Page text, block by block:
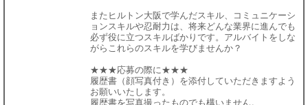
またヒルトン大阪で学んだスキル、コミュニケーシ
ョンスキルや忍耐力は、将来どんな業界に進んでも
必ず役に立つスキルばかりです。アルバイトをしな
がらこれらのスキルを学びませんか？
★★★応募の際に★★★
履歴書（顔写真付き）を添付していただきますよう
お願いいたします。
履歴書を写真撮ったものでも構いません。